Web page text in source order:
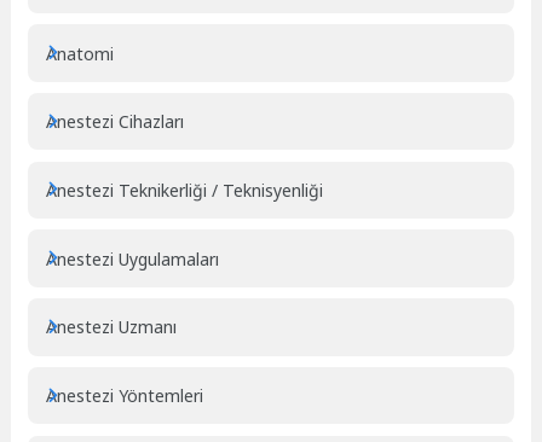
Anatomi
Anestezi Cihazları
Anestezi Teknikerliği / Teknisyenliği
Anestezi Uygulamaları
Anestezi Uzmanı
Anestezi Yöntemleri